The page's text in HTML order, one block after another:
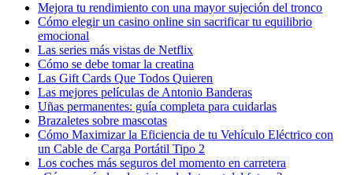
Mejora tu rendimiento con una mayor sujeción del tronco
Cómo elegir un casino online sin sacrificar tu equilibrio
emocional
Las series más vistas de Netflix
Cómo se debe tomar la creatina
Las Gift Cards Que Todos Quieren
Las mejores películas de Antonio Banderas
Uñas permanentes: guía completa para cuidarlas
Brazaletes sobre mascotas
Cómo Maximizar la Eficiencia de tu Vehículo Eléctrico con
un Cable de Carga Portátil Tipo 2
Los coches más seguros del momento en carretera